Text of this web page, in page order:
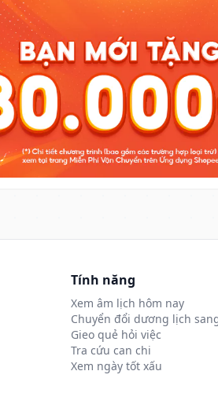
Tính năng
Xem âm lịch hôm nay
Chuyển đổi dương lịch
Gieo quẻ hỏi việc
Tra cứu can chi
Xem ngày tốt xấu